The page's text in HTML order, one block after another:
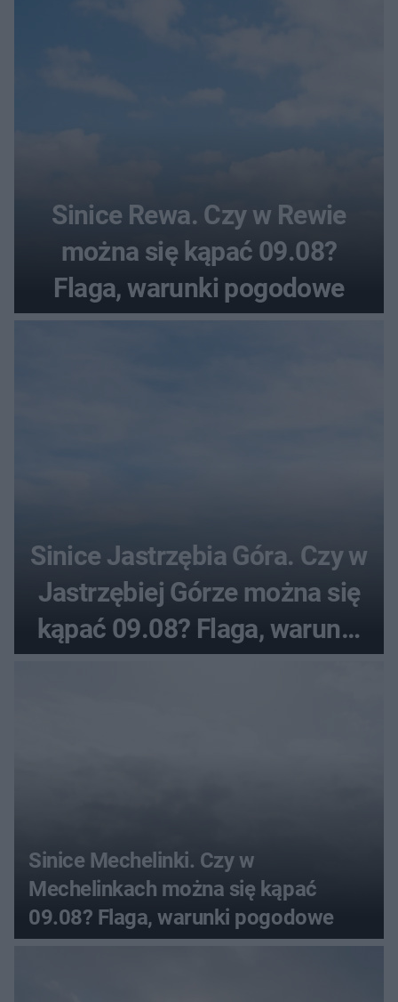
Sinice Rewa. Czy w Rewie
można się kąpać 09.08?
Flaga, warunki pogodowe
Sinice Jastrzębia Góra. Czy w
Jastrzębiej Górze można się
kąpać 09.08? Flaga, warunki
pogodowe
Sinice Mechelinki. Czy w
Mechelinkach można się kąpać
09.08? Flaga, warunki pogodowe